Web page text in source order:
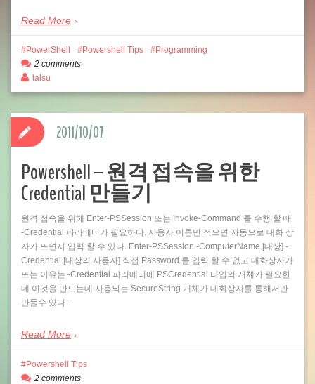
Read More
PowerShell Powershell Tips
Programming
2 comments
talsu
Powershell – 원격 접속을 위한
Credential 만들기
원격 접속을 위해 Enter-PSSession 또는 Invoke-Command 를 수행 할 때
-Credential 파라메터가 필요하다. 사용자 이름만 적으면 자동으로 대화 상
자가 뜨면서 입력 할 수 있다. Enter-PSSession -ComputerName [대상] -
Credential [대상의 사용자] 직접 Password 를 입력 할 수 없고 대화상자가
뜨는 이유는 -Credential 파라메터에 PSCredential 타입의 개체가 필요한
데 이것을 만드는데 사용되는 SecureString 개체가 대화상자를 통해서만
만들수 있다…
Read More
2011/10/07
Powershell Tips
2 comments